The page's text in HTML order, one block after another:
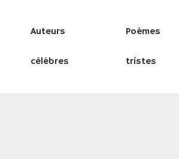
Auteurs
célèbres
Poèmes
tristes